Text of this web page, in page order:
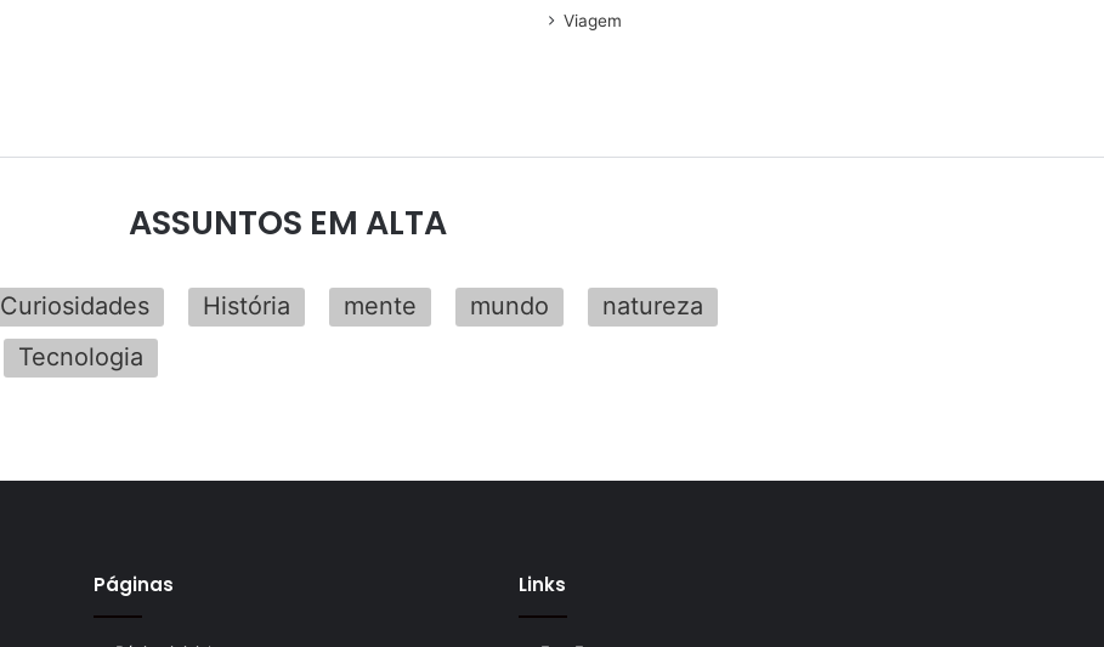
Viagem
ASSUNTOS EM ALTA
Curiosidades História mente mundo
natureza
Tecnologia
Páginas Links